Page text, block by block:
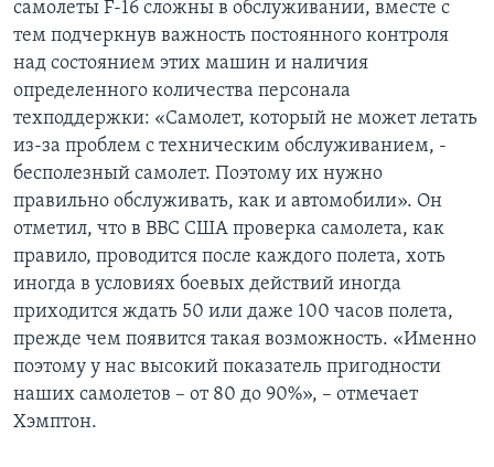
самолеты F-16 сложны в обслуживании, вместе с
тем подчеркнув важность постоянного контроля
над состоянием этих машин и наличия
определенного количества персонала
техподдержки: «Самолет, который не может летать
из-за проблем с техническим обслуживанием, -
бесполезный самолет. Поэтому их нужно
правильно обслуживать, как и автомобили». Он
отметил, что в ВВС США проверка самолета, как
правило, проводится после каждого полета, хоть
иногда в условиях боевых действий иногда
приходится ждать 50 или даже 100 часов полета,
прежде чем появится такая возможность. «Именно
поэтому у нас высокий показатель пригодности
наших самолетов – от 80 до 90%», – отмечает
Хэмптон.